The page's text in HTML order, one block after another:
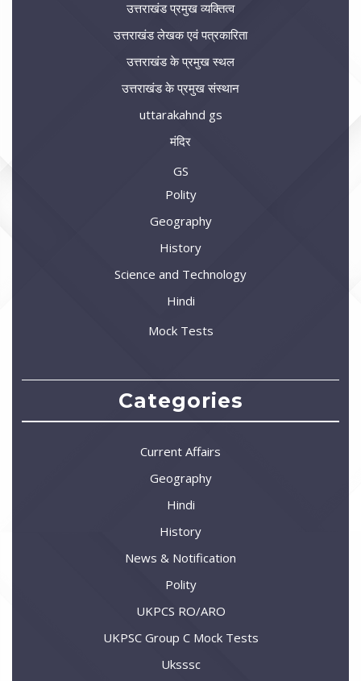
उत्तराखंड प्रमुख व्यक्तित्व
उत्तराखंड लेखक एवं पत्रकारिता
उत्तराखंड के प्रमुख स्थल
उत्तराखंड के प्रमुख संस्थान
uttarakahnd gs
मंदिर
GS
Polity
Geography
History
Science and Technology
Hindi
Mock Tests
Categories
Current Affairs
Geography
Hindi
History
News & Notification
Polity
UKPCS RO/ARO
UKPSC Group C Mock Tests
Uksssc